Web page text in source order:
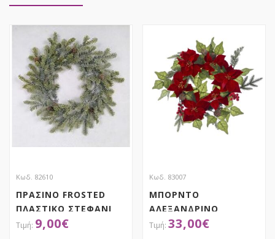
Κωδ. 82610
ΠΡΑΣΙΝΟ FROSTED
ΠΛΑΣΤΙΚΟ ΣΤΕΦΑΝΙ
Φ42ΕΚ9,00€
Κωδ. 83007
ΜΠΟΡΝΤΟ
ΑΛΕΞΑΝΔΡΙΝΟ
ΣΤΕΦΑΝΙ 60ΕΚ
33,00€